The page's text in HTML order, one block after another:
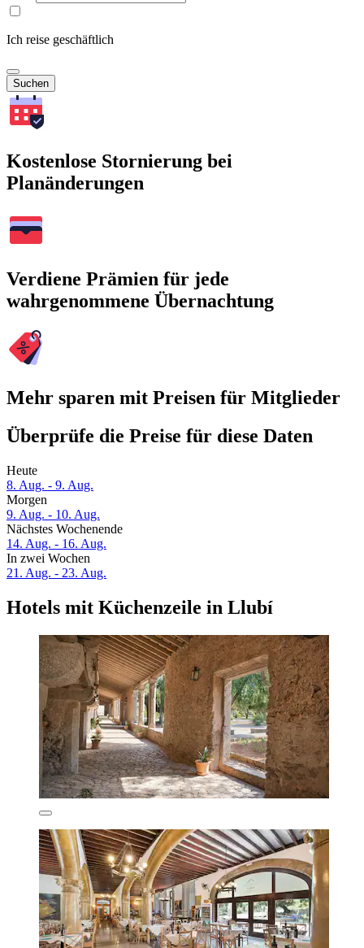
Ich reise geschäftlich
Suchen
Kostenlose Stornierung bei
Planänderungen
Verdiene Prämien für jede
wahrgenommene Übernachtung
Mehr sparen mit Preisen für Mitglieder
Überprüfe die Preise für diese Daten
Heute
8. Aug. - 9. Aug.
Morgen
9. Aug. - 10. Aug.
Nächstes Wochenende
14. Aug. - 16. Aug.
In zwei Wochen
21. Aug. - 23. Aug.
Hotels mit Küchenzeile in Llubí